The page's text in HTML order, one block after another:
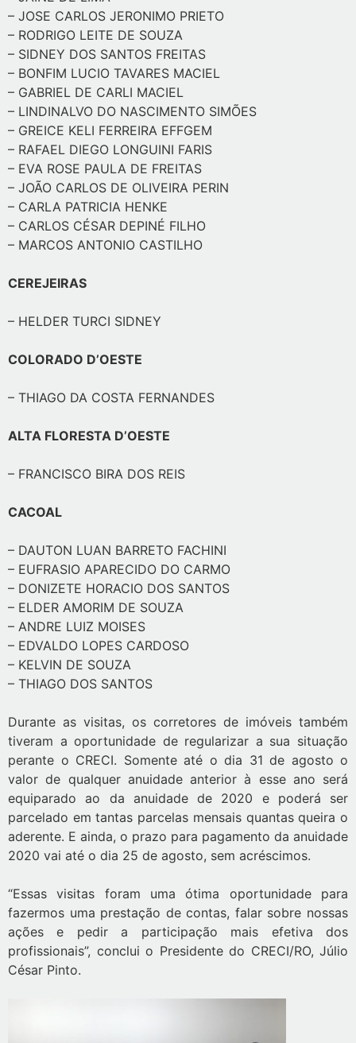
– JOSE CARLOS JERONIMO PRIETO
– RODRIGO LEITE DE SOUZA
– SIDNEY DOS SANTOS FREITAS
– BONFIM LUCIO TAVARES MACIEL
– GABRIEL DE CARLI MACIEL
– LINDINALVO DO NASCIMENTO SIMÕES
– GREICE KELI FERREIRA EFFGEM
– RAFAEL DIEGO LONGUINI FARIS
– EVA ROSE PAULA DE FREITAS
– JOÃO CARLOS DE OLIVEIRA PERIN
– CARLA PATRICIA HENKE
– CARLOS CÉSAR DEPINÉ FILHO
– MARCOS ANTONIO CASTILHO
CEREJEIRAS
– HELDER TURCI SIDNEY
COLORADO D’OESTE
– THIAGO DA COSTA FERNANDES
ALTA FLORESTA D’OESTE
– FRANCISCO BIRA DOS REIS
CACOAL
– DAUTON LUAN BARRETO FACHINI
– EUFRASIO APARECIDO DO CARMO
– DONIZETE HORACIO DOS SANTOS
– ELDER AMORIM DE SOUZA
– ANDRE LUIZ MOISES
– EDVALDO LOPES CARDOSO
– KELVIN DE SOUZA
– THIAGO DOS SANTOS
Durante as visitas, os corretores de imóveis também
tiveram a oportunidade de regularizar a sua situação
perante o CRECI. Somente até o dia 31 de agosto o
valor de qualquer anuidade anterior à esse ano será
equiparado ao da anuidade de 2020 e poderá ser
parcelado em tantas parcelas mensais quantas queira o
aderente. E ainda, o prazo para pagamento da anuidade
2020 vai até o dia 25 de agosto, sem acréscimos.
“Essas visitas foram uma ótima oportunidade para
fazermos uma prestação de contas, falar sobre nossas
ações e pedir a participação mais efetiva dos
profissionais”, conclui o Presidente do CRECI/RO, Júlio
César Pinto.